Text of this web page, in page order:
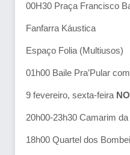
00H30 Praça Francisco
Fanfarra Káustica
Espaço Folia (Multiusos)
01h00 Baile Pra’Pular
9 fevereiro, sexta-feira
20h00-23h30 Camarim da
18h00 Quartel dos